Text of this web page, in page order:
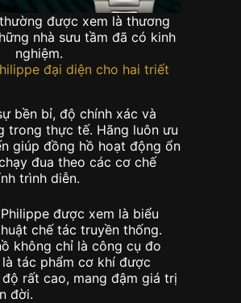
được xem là thương
nhà sưu tầm đã có kinh
nghiệm.
đại diện cho hai triết
bền bỉ, độ chính xác và
trong thực tế. Hãng luôn ưu
giúp đồng hồ hoạt động ổn
đua theo các cơ chế
trình diễn.
được xem là biểu
chế tác truyền thống.
không chỉ là công cụ đo
tác phẩm cơ khí được
rất cao, mang đậm giá trị
đời.